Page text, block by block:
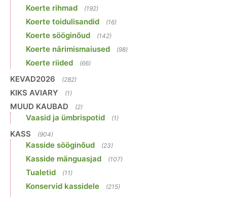
Koerte rihmad (192)
Koerte toidulisandid (16)
Koerte sööginõud (142)
Koerte närimismaiused (98)
Koerte riided (66)
KEVAD2026 (282)
KIKS AVIARY (1)
MUUD KAUBAD (2)
Vaasid ja ümbrispotid (1)
KASS (904)
Kasside sööginõud (23)
Kasside mänguasjad (107)
Tualetid (11)
Konservid kassidele (215)